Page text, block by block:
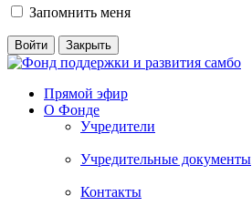
Запомнить меня
Прямой эфир
О Фонде
Учредители
Учредительные документы
Контакты